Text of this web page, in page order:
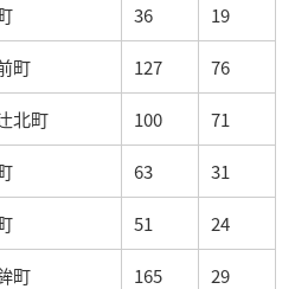
36 19
町 127 76
北町 100 71
63 31
51 24
町 165 29